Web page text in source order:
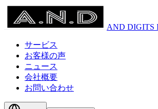
AND DIGITS
サービス
お客様の声
ニュース
会社概要
お問い合わせ